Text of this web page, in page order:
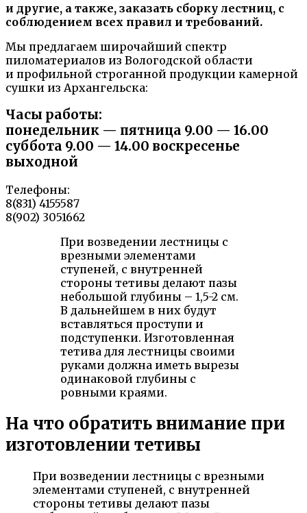
и другие, а также, заказать сборку лестниц, с
соблюдением всех правил и требований.
Мы предлагаем широчайший спектр
пиломатериалов из Вологодской области
и профильной строганной продукции камерной
сушки из Архангельска:
Часы работы:
понедельник — пятница 9.00 — 16.00
суббота 9.00 — 14.00 воскресенье
выходной
Телефоны:
8(831) 4155587
8(902) 3051662
При возведении лестницы с
врезными элементами
ступеней, с внутренней
стороны тетивы делают пазы
небольшой глубины – 1,5-2 см.
В дальнейшем в них будут
вставляться проступи и
подступенки. Изготовленная
тетива для лестницы своими
руками должна иметь вырезы
одинаковой глубины с
ровными краями.
На что обратить внимание при
изготовлении тетивы
При возведении лестницы с врезными
элементами ступеней, с внутренней
стороны тетивы делают пазы